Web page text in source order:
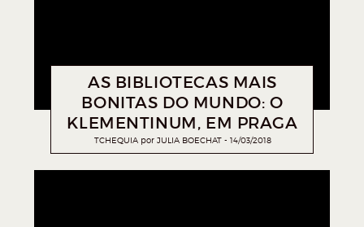
AS BIBLIOTECAS MAIS
BONITAS DO MUNDO: O
KLEMENTINUM, EM PRAGA
TCHEQUIA por JULIA BOECHAT 14/03/2018